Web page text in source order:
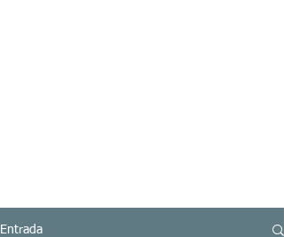
Entrada